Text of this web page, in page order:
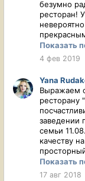
безумно
ресторан!
высшем
было
спасибо за
красиво, а
Уважаемые
довольны!
было очень
Для нас
Показать
4 фев 2019
Yana
Выражаем
ресторану
заведении
семьи
качеству
Показать
17 авг 2018